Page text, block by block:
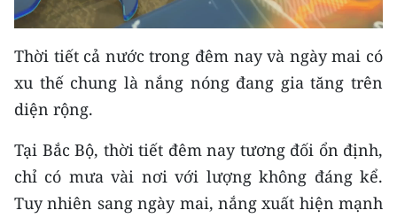
MÔI TRƯỜNG
BẠN ĐỌC
KIỂM CHỨNG THÔNG TIN
TRI THỨC CHUYÊN SÂU
54 DÂN TỘC VIỆT NAM
Thời tiết cả nước trong đêm nay và ngày mai có
xu thế chung là nắng nóng đang gia tăng trên
diện rộng.
Tại Bắc Bộ, thời tiết đêm nay tương đối ổn định,
chỉ có mưa vài nơi với lượng không đáng kể.
Tuy nhiên sang ngày mai, nắng xuất hiện mạnh